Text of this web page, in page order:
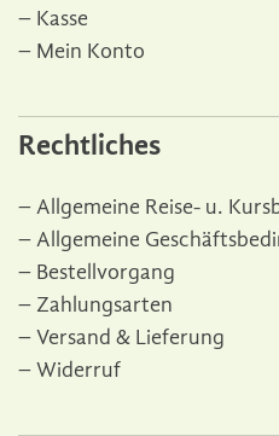
Kasse
Mein Konto
Rechtliches
Allgemeine Reise- u.
Allgemeine
Bestellvorgang
Zahlungsarten
Versand & Lieferung
Widerruf